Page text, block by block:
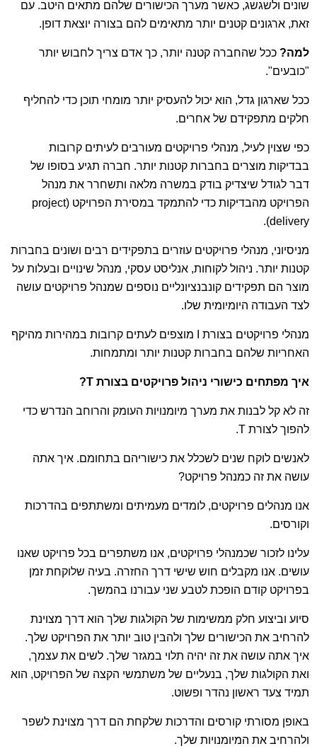
שונים ולשגשג, כאשר מערך הכישורים שלהם מתאים היטב. עם
זאת, ארגונים קטנים יותר מתאימים להם בצורה יוצאת דופן.
למה? ככל שהחברה קטנה יותר, כך אדם צריך לחבוש יותר
"כובעים".
ככל שארגון גדל, הוא יכול להעסיק יותר מומחי תוכן כדי להחליף
חלקים מתפקידם של אחרים.
כפי שצוין לעיל, מנהלי פרויקטים מעורבים לעיתים קרובות
בבדיקות מוצרים בחברות קטנות יותר. חברה תגיע בסופו של
דבר לגודל שיצדיק בודק במשרה מלאה ותשחרר את מנהל
הפרויקט מהבדיקות כדי להתמקד במסירת הפרויקט (project
delivery).
מניסיוני, מנהלי פרויקטים עוזרים בתפקידים רבים ושונים בחברות
קטנות יותר. ניהול לקוחות, אנליסט עסקי, מנהל שינויים ובעלות על
מוצר הם תפקידים קונבנציונליים נוספים שמנהל פרויקטים עושה
לצד העבודה היומיומית שלו.
מנהלי פרויקטים בצורת I מוצפים לעתים קרובות במהירות מהיקף
האחריות שלהם בחברות קטנות יותר ומתמחות.
איך מפתחים כישורי ניהול פרויקטים בצורתT
?
זה לא קל לבנות את מערך מיומנויות העומק והרוחב הנדרש כדי
להפוך לצורת T.
לאנשים לוקח שנים לשכלל את כישוריהם בתחומם. איך אתה
עושה את זה כמנהל פרויקט?
אנו מנהלים פרויקטים, לומדים מעמיתים ומשתתפים בהדרכות
וקורסים.
עלינו לזכור שכמנהלי פרויקטים, אנו משתפרים בכל פרויקט שאנו
עושים. אנו מקבלים חוש שישי דרך החזרה. בעיה שלוקחת זמן
בפרויקט קודם הופכת לטבע שני עבורנו בהמשך.
סיוע וביצוע חלק ממשימות של הקולגות שלך הוא דרך מצוינת
להרחיב את הכישורים שלך ולהבין טוב יותר את הפרויקט שלך.
איך אתה עושה את זה יהיה תלוי במגזר שלך. לשים את עצמך,
ואת הקולגות שלך, בנעליים של משתמשי הקצה של הפרויקט, הוא
תמיד צעד ראשון נהדר ופשוט.
באופן מסורתי קורסים והדרכות שלקחת הם דרך מצוינת לשפר
ולהרחיב את המיומנויות שלך.